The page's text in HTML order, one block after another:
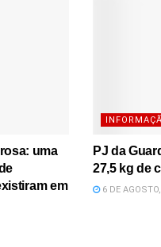
uma
em
PJ da
27,5 kg de
6 DE